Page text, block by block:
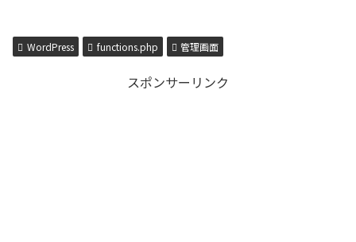
WordPress functions.php 管理画面
スポンサーリンク